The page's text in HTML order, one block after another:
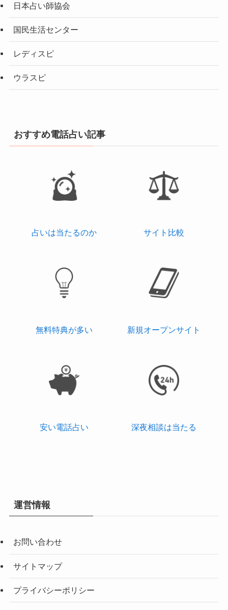
日本占い師協会
国民生活センター
レディスピ
ウラスピ
おすすめ電話占い記事
占いは当たるのか サイト比較
無料特典が多い 新規オープンサイト
安い電話占い 深夜相談は当たる
運営情報
お問い合わせ
サイトマップ
プライバシーポリシー